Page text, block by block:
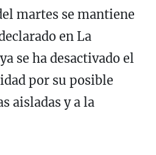
martes se mantiene
en La
se ha desactivado el
por su posible
aisladas y a la